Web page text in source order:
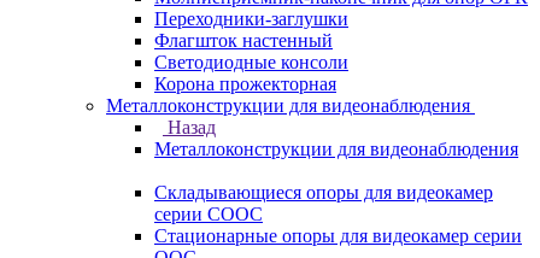
Переходники-заглушки
Флагшток настенный
Светодиодные консоли
Корона прожекторная
Металлоконструкции для видеонаблюдения
Назад
Металлоконструкции для видеонаблюдения
Складывающиеся опоры для видеокамер
серии СООС
Стационарные опоры для видеокамер серии